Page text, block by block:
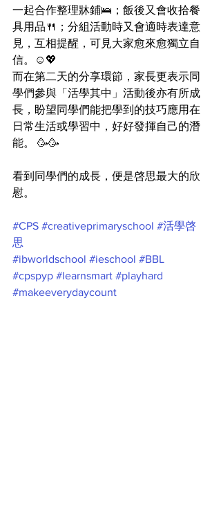
一起合作整理牀鋪🛌；飯後又會收拾餐
具用品🍴；分組活動時又會適時表達意
見，互相提醒，可見大家愈來愈獨立自
信。☺️💖
而在第二天的分享環節，家長更表示同
學們參與「活學其中」活動後亦有所成
長，盼望同學們能把學到的技巧應用在
日常生活或學習中，好好發揮自己的潛
能。 🥳🥳
看到同學們的成長，便是啓思最大的欣
慰。
#CPS #creativeprimaryschool #活學啓
思
#ibworldschool #ieschool #BBL
#cpspyp #learnsmart #playhard
#makeeverydaycount